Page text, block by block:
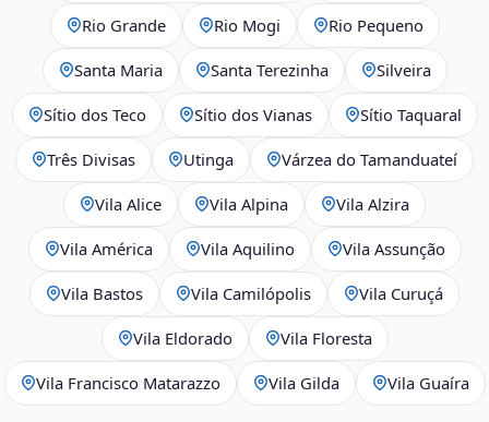
Rio Grande Rio Mogi Rio Pequeno
Santa Maria Santa Terezinha Silveira
Sítio dos Teco Sítio dos Vianas Sítio Taquaral
Três Divisas Utinga Várzea do Tamanduateí
Vila Alice Vila Alpina Vila Alzira
Vila América Vila Aquilino Vila Assunção
Vila Bastos Vila Camilópolis Vila Curuçá
Vila Eldorado Vila Floresta
Vila Francisco Matarazzo Vila Gilda Vila Guaíra